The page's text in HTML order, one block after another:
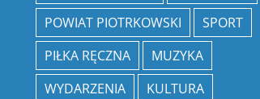
POWIAT PIOTRKOWSKI
SPORT
PIŁKA RĘCZNA
MUZYKA
WYDARZENIA
KULTURA